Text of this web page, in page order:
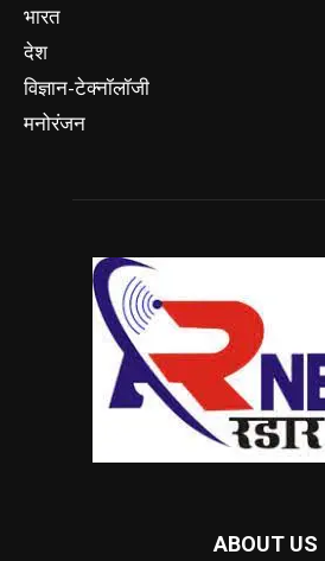
भारत
देश
विज्ञान-टेक्नॉलॉजी
मनोरंजन
ABOUT US